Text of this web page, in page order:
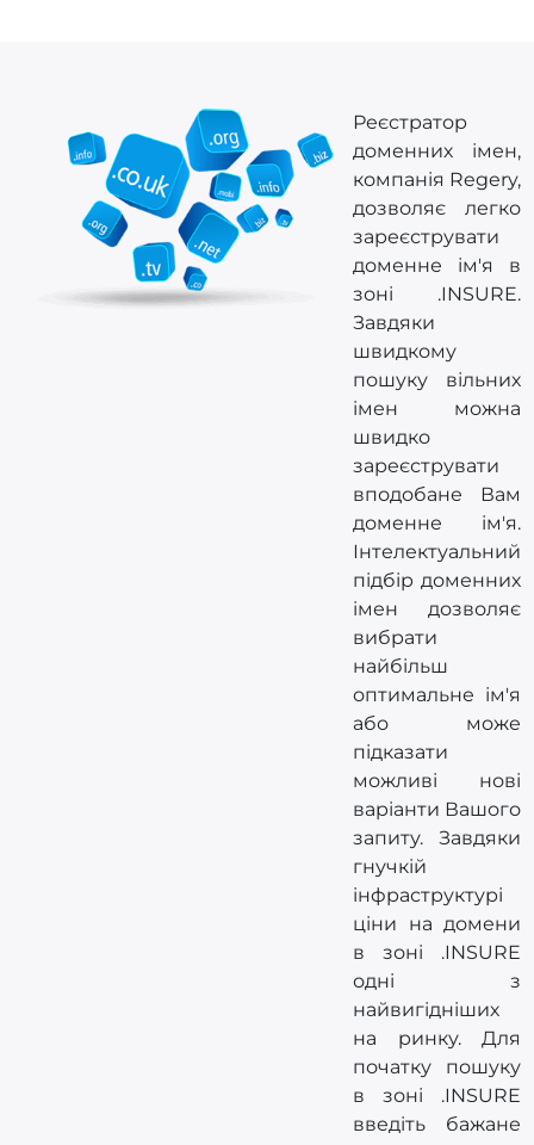
Реєстратор
доменних імен,
компанія Regery,
дозволяє легко
зареєструвати
доменне ім'я в
зоні .INSURE.
Завдяки
швидкому
пошуку вільних
імен можна
швидко
зареєструвати
вподобане Вам
доменне ім'я.
Інтелектуальний
підбір доменних
імен дозволяє
вибрати
найбільш
оптимальне ім'я
або може
підказати
можливі нові
варіанти Вашого
запиту. Завдяки
гнучкій
інфраструктурі
ціни на домени
в зоні .INSURE
одні з
найвигідніших
на ринку. Для
початку пошуку
в зоні .INSURE
введіть бажане